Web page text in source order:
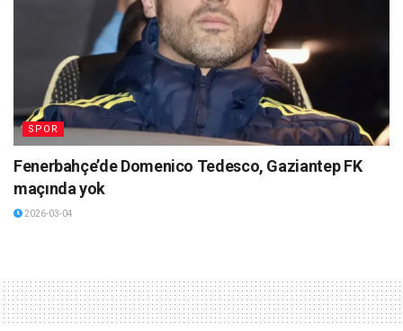
SPOR
Fenerbahçe’de Domenico Tedesco, Gaziantep FK
maçında yok
2026-03-04